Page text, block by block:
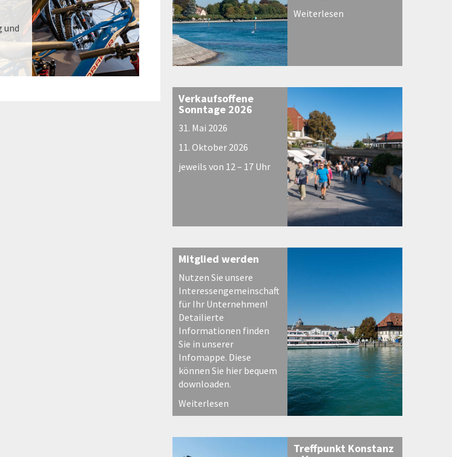
und
Weiterlesen
Verkaufsoffene
Sonntage 2026
31. Mai 2026
11. Oktober 2026
jeweils von 12 – 17 Uhr
Mitglied werden
Nutzen Sie unsere
Interessengemeinschaft
für Ihr Unternehmen!
Detailierte
Informationen finden
Sie in unserer
Infomappe. Diese
können Sie hier bequem
downloaden.
Weiterlesen
Treffpunkt Konstanz